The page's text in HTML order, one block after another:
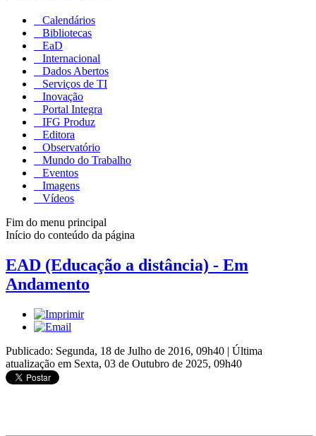
Calendários
Bibliotecas
EaD
Internacional
Dados Abertos
Serviços de TI
Inovação
Portal Integra
IFG Produz
Editora
Observatório
Mundo do Trabalho
Eventos
Imagens
Vídeos
Fim do menu principal
Início do conteúdo da página
EAD (Educação a distância) - Em
Andamento
Publicado: Segunda, 18 de Julho de 2016, 09h40 | Última
atualização em Sexta, 03 de Outubro de 2025, 09h40